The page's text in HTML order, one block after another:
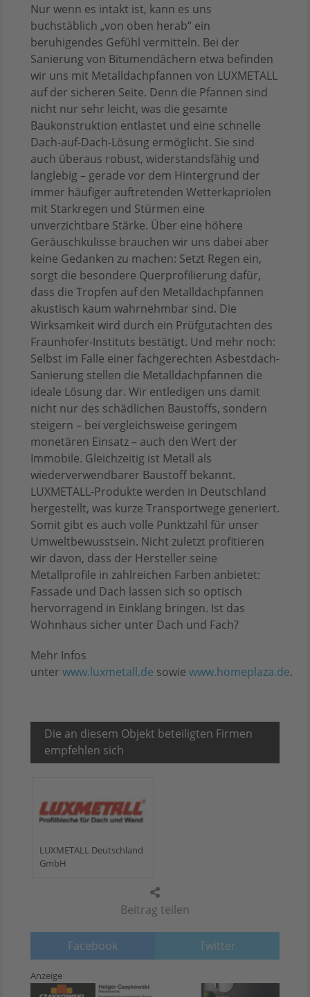
Beitrag teilen
Facebook Twitter
Nur wenn es intakt ist, kann es uns
buchstäblich „von oben herab“ ein
beruhigendes Gefühl vermitteln. Bei der
Sanierung von Bitumendächern etwa befinden
wir uns mit Metalldachpfannen von LUXMETALL
auf der sicheren Seite. Denn die Pfannen sind
nicht nur sehr leicht, was die gesamte
Baukonstruktion entlastet und eine schnelle
Dach-auf-Dach-Lösung ermöglicht. Sie sind
auch überaus robust, widerstandsfähig und
langlebig – gerade vor dem Hintergrund der
immer häufiger auftretenden Wetterkapriolen
mit Starkregen und Stürmen eine
unverzichtbare Stärke. Über eine höhere
Geräuschkulisse brauchen wir uns dabei aber
keine Gedanken zu machen: Setzt Regen ein,
sorgt die besondere Querprofilierung dafür,
dass die Tropfen auf den Metalldachpfannen
akustisch kaum wahrnehmbar sind. Die
Wirksamkeit wird durch ein Prüfgutachten des
Fraunhofer-Instituts bestätigt. Und mehr noch:
Selbst im Falle einer fachgerechten Asbestdach-
Sanierung stellen die Metalldachpfannen die
ideale Lösung dar. Wir entledigen uns damit
nicht nur des schädlichen Baustoffs, sondern
steigern – bei vergleichsweise geringem
monetären Einsatz – auch den Wert der
Immobile. Gleichzeitig ist Metall als
wiederverwendbarer Baustoff bekannt.
LUXMETALL-Produkte werden in Deutschland
hergestellt, was kurze Transportwege generiert.
Somit gibt es auch volle Punktzahl für unser
Umweltbewusstsein. Nicht zuletzt profitieren
wir davon, dass der Hersteller seine
Metallprofile in zahlreichen Farben anbietet:
Fassade und Dach lassen sich so optisch
hervorragend in Einklang bringen. Ist das
Wohnhaus sicher unter Dach und Fach?
Mehr Infos
unter www.luxmetall.de sowie www.homeplaza.de.
Die an diesem Objekt beteiligten Firmen
empfehlen sich
LUXMETALL Deutschland
GmbH
Anzeige